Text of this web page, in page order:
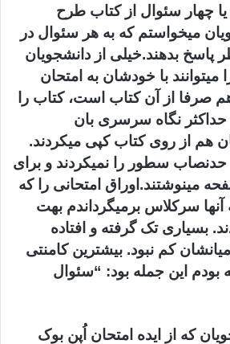
یا چهار سئوال از کتاب طرح
میخواستم که به هر سئوال در
۱۰ یا ۱۵سطر پاسخ بدهند.خیلی از دانشجویان
میتوانند با خودشان به امتحان
صرفا از آن کتاب است، کتاب را
حداکثر نگاه سرسری بان
هم از روی کتاب کپی میکردند.
سطور را نمیکردند و برای
مینوشتند.اوراق امتحانی را که
سرکلاس برمیگرداندم بهت
بسیاری تک گرفته و افتاده
کم نبود. بیشترین کامنتی
بودم این جمله بود: “سئوال
که از ایده امتحان اُپن بوک